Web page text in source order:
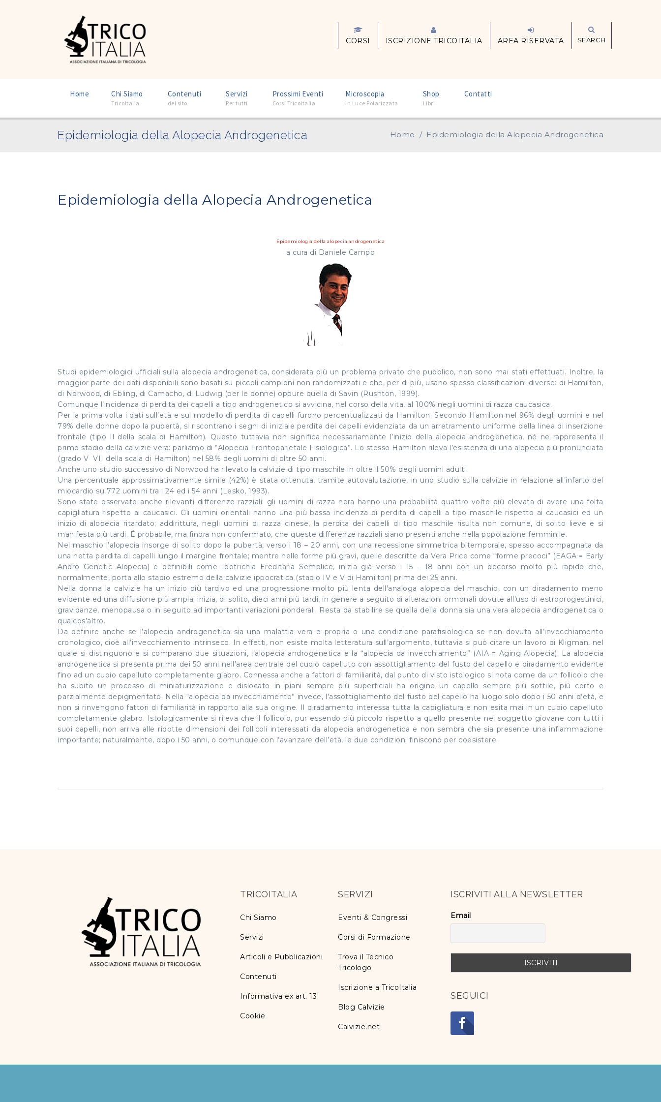
CORSI ISCRIZIONE TRICOITALIA AREA RISERVATA SEARCH
Home Chi Siamo
TricoItalia
Contenuti
del sito
Servizi
Per tutti
Prossimi Eventi
Corsi TricoItalia
Microscopia
in Luce Polarizzata
Shop
Libri
Contatti
Epidemiologia della Alopecia Androgenetica Home / Epidemiologia della Alopecia Androgenetica
Epidemiologia della Alopecia Androgenetica
Epidemiologia della alopecia androgenetica
a cura di Daniele Campo
Studi epidemiologici ufficiali sulla alopecia androgenetica, considerata più un problema privato che pubblico, non sono mai stati effettuati. Inoltre, la
maggior parte dei dati disponibili sono basati su piccoli campioni non randomizzati e che, per di più, usano spesso classificazioni diverse: di Hamilton,
di Norwood, di Ebling, di Camacho, di Ludwig (per le donne) oppure quella di Savin (Rushton, 1999).
Comunque l’incidenza di perdita dei capelli a tipo androgenetico si avvicina, nel corso della vita, al 100% negli uomini di razza caucasica.
Per la prima volta i dati sull’età e sul modello di perdita di capelli furono percentualizzati da Hamilton. Secondo Hamilton nel 96% degli uomini e nel
79% delle donne dopo la pubertà, si riscontrano i segni di iniziale perdita dei capelli evidenziata da un arretramento uniforme della linea di inserzione
frontale (tipo Il della scala di Hamilton). Questo tuttavia non significa necessariamente l’inizio della alopecia androgenetica, né ne rappresenta il
primo stadio della calvizie vera: parliamo di “Alopecia Frontoparietale Fisiologica”. Lo stesso Hamilton rileva l’esistenza di una alopecia più pronunciata
(grado V ­ VII della scala di Hamilton) nel 58% degli uomini di oltre 50 anni.
Anche uno studio successivo di Norwood ha rilevato la calvizie di tipo maschile in oltre il 50% degli uomini adulti.
Una percentuale approssimativamente simile (42%) è stata ottenuta, tramite autovalutazione, in uno studio sulla calvizie in relazione all’infarto del
miocardio su 772 uomini tra i 24 ed i 54 anni (Lesko, 1993).
Sono state osservate anche rilevanti differenze razziali: gli uomini di razza nera hanno una probabilità quattro volte più elevata di avere una folta
capigliatura rispetto ai caucasici. Gli uomini orientali hanno una più bassa incidenza di perdita di capelli a tipo maschile rispetto ai caucasici ed un
inizio di alopecia ritardato; addirittura, negli uomini di razza cinese, la perdita dei capelli di tipo maschile risulta non comune, di solito lieve e si
manifesta più tardi. É probabile, ma finora non confermato, che queste differenze razziali siano presenti anche nella popolazione femminile.
Nel maschio l’alopecia insorge di solito dopo la pubertà, verso i 18 – 20 anni, con una recessione simmetrica bitemporale, spesso accompagnata da
una netta perdita di capelli lungo il margine frontale; mentre nelle forme più gravi, quelle descritte da Vera Price come “forme precoci” (EAGA = Early
Andro Genetic Alopecia) e definibili come Ipotrichia Ereditaria Semplice, inizia già verso i 15 – 18 anni con un decorso molto più rapido che,
normalmente, porta allo stadio estremo della calvizie ippocratica (stadio IV e V di Hamilton) prima dei 25 anni.
Nella donna la calvizie ha un inizio più tardivo ed una progressione molto più lenta dell’analoga alopecia del maschio, con un diradamento meno
evidente ed una diffusione più ampia; inizia, di solito, dieci anni più tardi, in genere a seguito di alterazioni ormonali dovute all’uso di estroprogestinici,
gravidanze, menopausa o in seguito ad importanti variazioni ponderali. Resta da stabilire se quella della donna sia una vera alopecia androgenetica o
qualcos’altro.
Da definire anche se l’alopecia androgenetica sia una malattia vera e propria o una condizione parafisiologica se non dovuta all’invecchiamento
cronologico, cioè all’invecchiamento intrinseco. In effetti, non esiste molta letteratura sull’argomento, tuttavia si può citare un lavoro di Kligman, nel
quale si distinguono e si comparano due situazioni, l’alopecia androgenetica e la “alopecia da invecchiamento” (AIA = Aging Alopecia). La alopecia
androgenetica si presenta prima dei 50 anni nell’area centrale del cuoio capelluto con assottigliamento del fusto del capello e diradamento evidente
fino ad un cuoio capelluto completamente glabro. Connessa anche a fattori di familiarità, dal punto di visto istologico si nota come da un follicolo che
ha subito un processo di miniaturizzazione e dislocato in piani sempre più superficiali ha origine un capello sempre più sottile, più corto e
parzialmente depigmentato. Nella “alopecia da invecchiamento” invece, l’assottigliamento del fusto del capello ha luogo solo dopo i 50 anni d’età, e
non si rinvengono fattori di familiarità in rapporto alla sua origine. Il diradamento interessa tutta la capigliatura e non esita mai in un cuoio capelluto
completamente glabro. Istologicamente si rileva che il follicolo, pur essendo più piccolo rispetto a quello presente nel soggetto giovane con tutti i
suoi capelli, non arriva alle ridotte dimensioni dei follicoli interessati da alopecia androgenetica e non sembra che sia presente una infiammazione
importante; naturalmente, dopo i 50 anni, o comunque con l’avanzare dell’età, le due condizioni finiscono per coesistere.
TRICOITALIA
Chi Siamo
Servizi
Articoli e Pubblicazioni
Contenuti
Informativa ex art. 13
Cookie
SERVIZI
Eventi & Congressi
Corsi di Formazione
Trova il Tecnico
Tricologo
Iscrizione a TricoItalia
Blog Calvizie
Calvizie.net
ISCRIVITI ALLA NEWSLETTER
Email
SEGUICI